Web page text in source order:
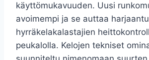
käyttömukavuuden. Uusi
avoimempi ja se auttaa
hyrräkelakalastajien
peukalolla. Kelojen tekniset